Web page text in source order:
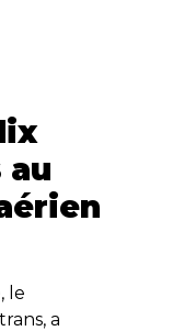
au
le
a